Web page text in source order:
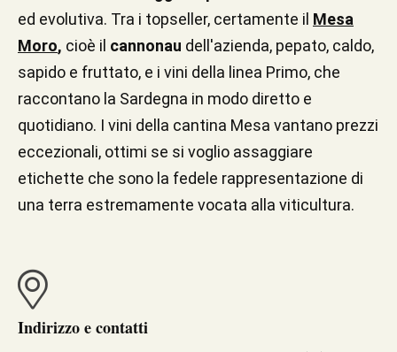
ed evolutiva. Tra i topseller, certamente il Mesa
Moro, cioè il cannonau dell'azienda, pepato, caldo,
sapido e fruttato, e i vini della linea Primo, che
raccontano la Sardegna in modo diretto e
quotidiano. I vini della cantina Mesa vantano prezzi
eccezionali, ottimi se si voglio assaggiare
etichette che sono la fedele rappresentazione di
una terra estremamente vocata alla viticultura.
Indirizzo e contatti